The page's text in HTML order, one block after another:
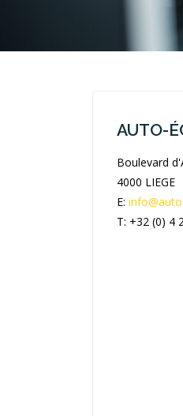
AUTO-
Boulevard
4000 LIEGE
E:
T: +32 (0) 4